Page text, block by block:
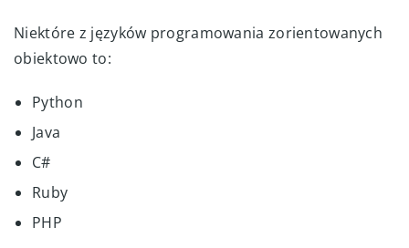
Niektóre z języków programowania zorientowanych
obiektowo to:
Python
Java
C#
Ruby
PHP